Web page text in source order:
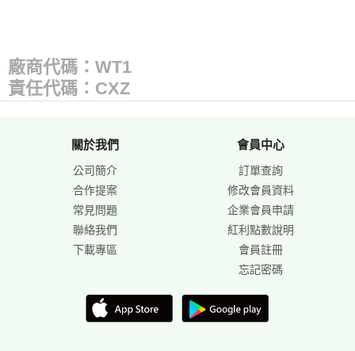
廠商代碼：WT1
責任代碼：CXZ
關於我們
公司簡介
合作提案
常見問題
聯絡我們
下載專區
會員中心
訂單查詢
修改會員資料
企業會員申請
紅利點數說明
會員註冊
忘記密碼